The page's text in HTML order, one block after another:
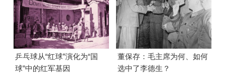
乒乓球从“红球”演化为“国
球”中的红军基因
董保存：毛主席为何、如何
选中了李德生？